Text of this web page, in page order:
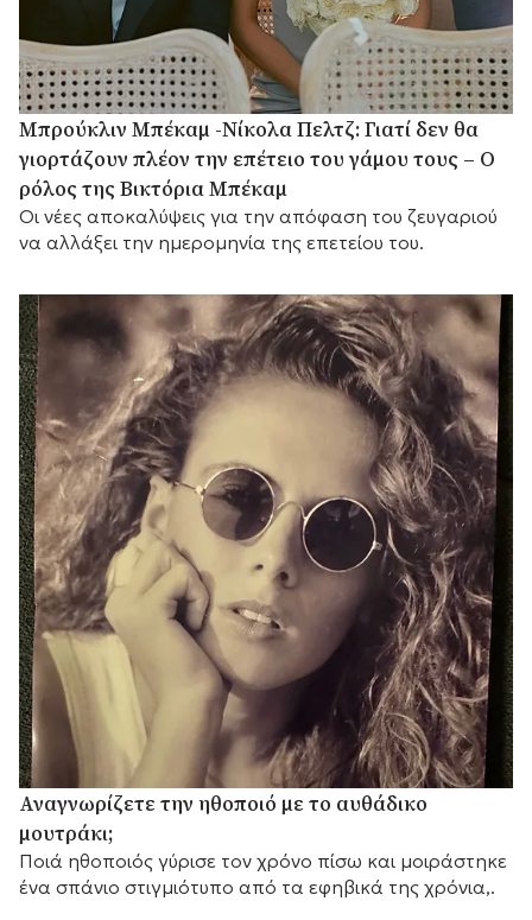
Μπρούκλιν Μπέκαμ -Νίκολα Πελτζ: Γιατί δεν θα
γιορτάζουν πλέον την επέτειο του γάμου τους – Ο
ρόλος της Βικτόρια Μπέκαμ
Οι νέες αποκαλύψεις για την απόφαση του ζευγαριού
να αλλάξει την ημερομηνία της επετείου του.
Αναγνωρίζετε την ηθοποιό με το αυθάδικο
μουτράκι;
Ποιά ηθοποιός γύρισε τον χρόνο πίσω και μοιράστηκε
ένα σπάνιο στιγμιότυπο από τα εφηβικά της χρόνια,.